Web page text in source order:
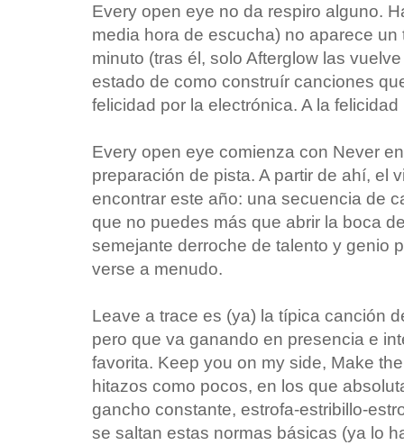
Every open eye no da respiro alguno.
media hora de escucha) no aparece
minuto (tras él, solo Afterglow las
estado de como construír canciones
felicidad por la electrónica. A la
Every open eye comienza con Never
preparación de pista. A partir de ahí, el
encontrar este año: una secuencia de
que no puedes más que abrir la boca
semejante derroche de talento y genio
verse a menudo.
Leave a trace es (ya) la típica canción
pero que va ganando en presencia e
favorita. Keep you on my side, Make
hitazos como pocos, en los que
gancho constante, estrofa-estribillo-
se saltan estas normas básicas (ya lo